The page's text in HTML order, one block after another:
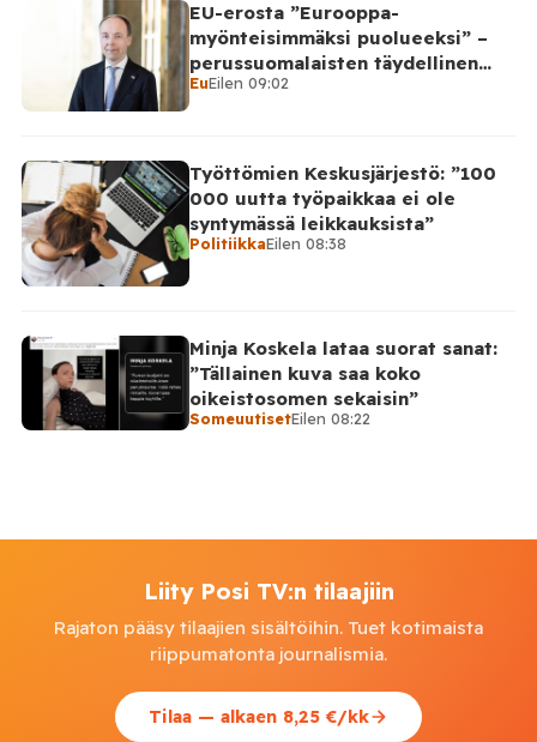
EU-erosta ”Eurooppa-
myönteisimmäksi puolueeksi” –
perussuomalaisten täydellinen
takinkääntö
EuEilen 09:02
Työttömien Keskusjärjestö: ”100
000 uutta työpaikkaa ei ole
syntymässä leikkauksista”
PolitiikkaEilen 08:38
Minja Koskela lataa suorat sanat:
”Tällainen kuva saa koko
oikeistosomen sekaisin”
SomeuutisetEilen 08:22
Liity Posi TV:n tilaajiin
Rajaton pääsy tilaajien sisältöihin. Tuet kotimaista
riippumatonta journalismia.
Tilaa — alkaen 8,25 €/kk